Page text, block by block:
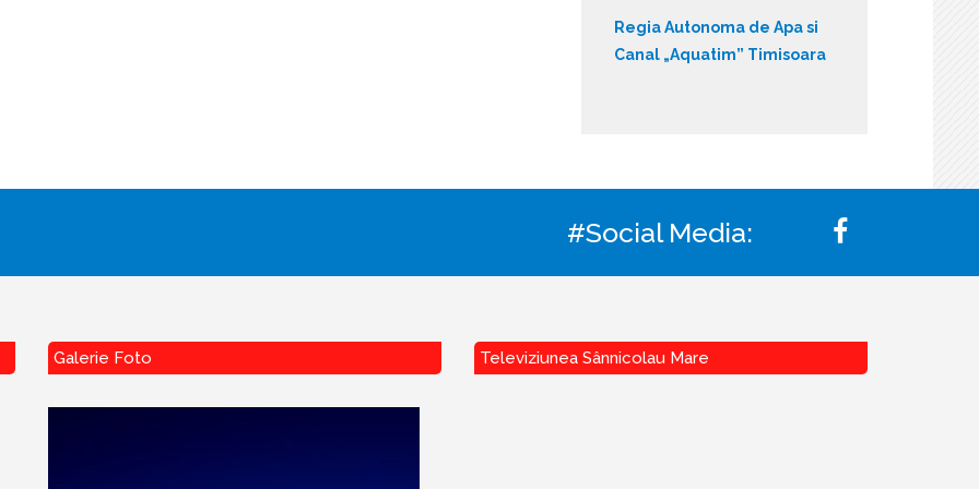
Regia Autonoma de Apa si
Canal „Aquatim” Timisoara
#Social Media:
Galerie Foto Televiziunea Sânnicolau Mare